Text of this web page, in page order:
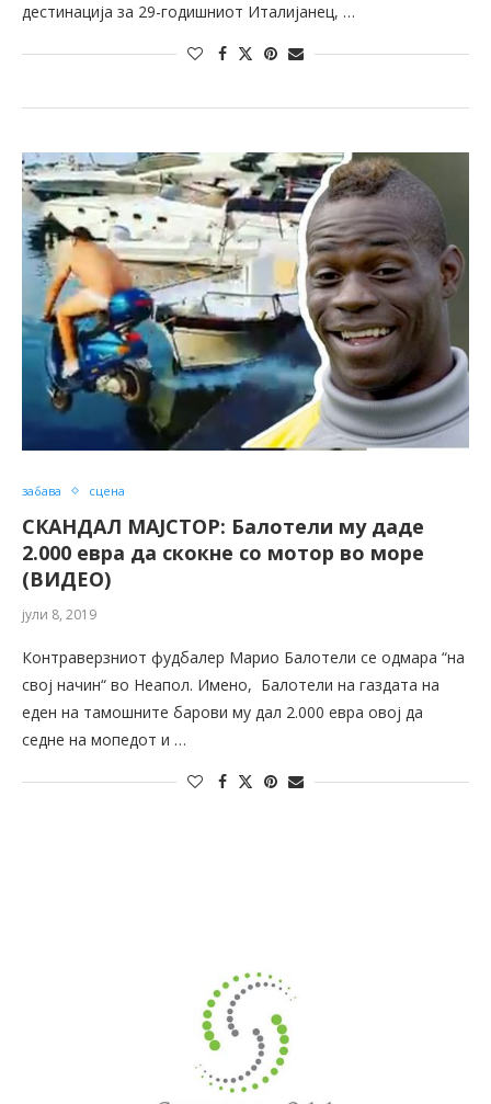
дестинација за 29-годишниот Италијанец, …
забава сцена
СКАНДАЛ МАЈСТОР: Балотели му даде
2.000 евра да скокне со мотор во море
(ВИДЕО)
јули 8, 2019
Контраверзниот фудбалер Марио Балотели се одмара “на
свој начин“ во Неапол. Имено, Балотели на газдата на
еден на тамошните барови му дал 2.000 евра овој да
седне на мопедот и …